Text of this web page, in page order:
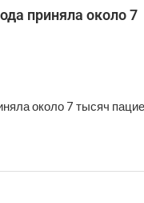
приняла около 7
около 7 тысяч